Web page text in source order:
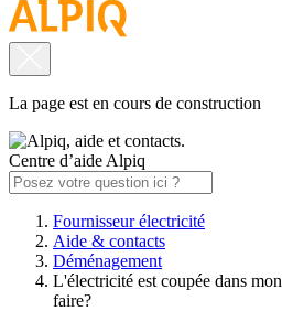
La page est en cours de construction
Centre d’aide Alpiq
Fournisseur électricité
Aide & contacts
Déménagement
L'électricité est coupée dans
faire?